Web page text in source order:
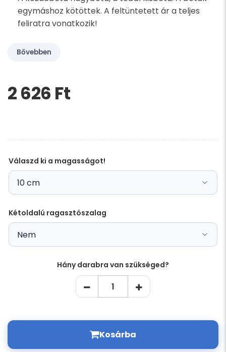
egymáshoz kötöttek. A feltüntetett ár a teljes
feliratra vonatkozik!
Bővebben
Kérem,
hagyja
2 626 Ft‎
Válaszd ki a magasságot!
Kétoldalú ragasztószalag
Hány darabra van szükséged?
Kosárba